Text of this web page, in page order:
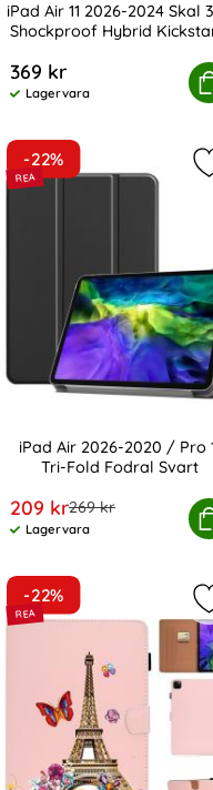
iPad Air 11 2026-2024 Skal
Shockproof Hybrid
369 kr
Tillgänglighet:
Lagervara
11 2026-2024 Skal
-22%
iPad Air 2026-2020 / Pro
Tri-Fold Fodral Svart
rea pris
209 krtidigare pris
269 kr
Tillgänglighet:
Lagervara
Air 2026-2020 / Pro
-22%